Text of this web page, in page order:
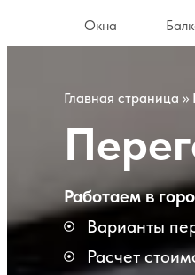
Окна
Главная страница »
Работаем в
Варианты
Расчет